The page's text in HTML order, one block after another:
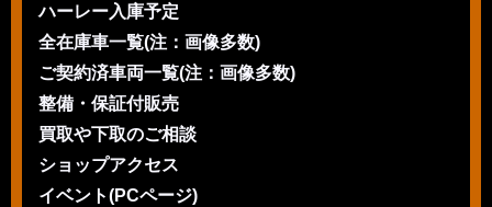
ハーレー入庫予定
全在庫車一覧(注：画像多数)
ご契約済車両一覧(注：画像多数)
整備・保証付販売
買取や下取のご相談
ショップアクセス
イベント(PCページ)